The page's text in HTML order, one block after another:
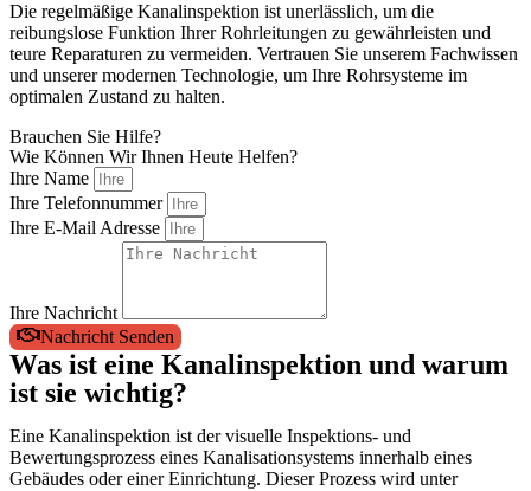
Die regelmäßige Kanalinspektion ist unerlässlich, um die
reibungslose Funktion Ihrer Rohrleitungen zu gewährleisten und
teure Reparaturen zu vermeiden. Vertrauen Sie unserem Fachwissen
und unserer modernen Technologie, um Ihre Rohrsysteme im
optimalen Zustand zu halten.
Brauchen Sie Hilfe?
Wie Können Wir Ihnen Heute Helfen?
Ihre Name
Ihre Telefonnummer
Ihre E-Mail Adresse
Ihre Nachricht
Nachricht Senden
Was ist eine Kanalinspektion und warum
ist sie wichtig?
Eine Kanalinspektion ist der visuelle Inspektions- und
Bewertungsprozess eines Kanalisationsystems innerhalb eines
Gebäudes oder einer Einrichtung. Dieser Prozess wird unter